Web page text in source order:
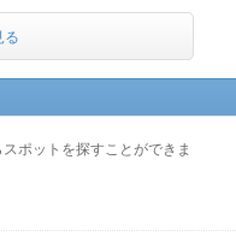
る
ポットを探すことができま